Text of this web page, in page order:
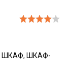
ШКАФ, ШКАФ-